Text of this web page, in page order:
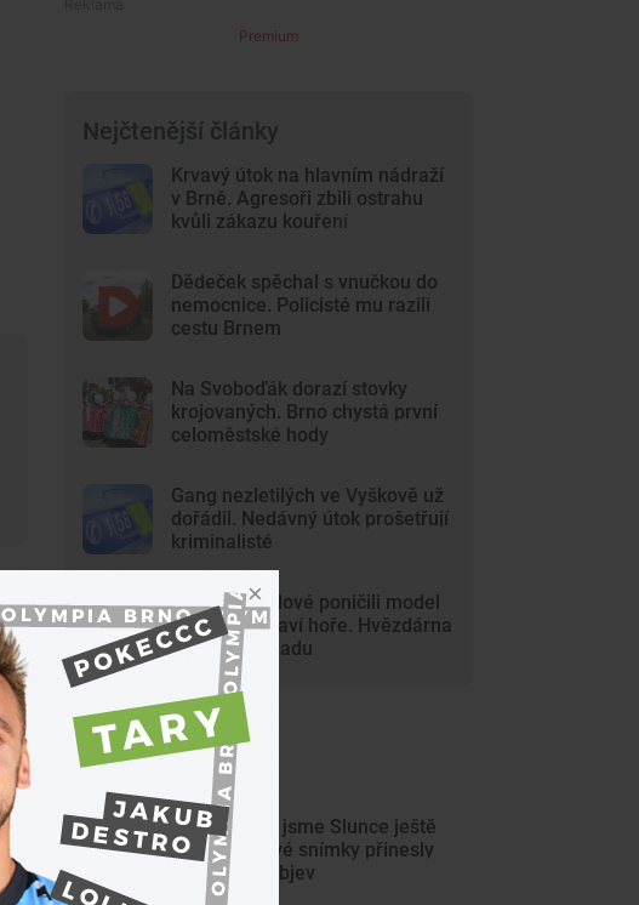
Premium
Nejčtenější články
Krvavý útok na hlavním nádraží
v Brně. Agresoři zbili ostrahu
kvůli zákazu kouření
Dědeček spěchal s vnučkou do
nemocnice. Policisté mu razili
cestu Brnem
Na Svoboďák dorazí stovky
krojovaných. Brno chystá první
celoměstské hody
Gang nezletilých ve Vyškově už
dořádil. Nedávný útok prošetřují
kriminalisté
Mladí vandalové poničili model
Marsu na Kraví hoře. Hvězdárna
zařídila náhradu
Nejnovější články
Tak detailně jsme Slunce ještě
neviděli. Nové snímky přinesly
průlomový objev